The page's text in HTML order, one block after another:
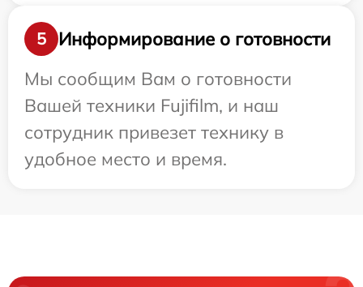
5
Информирование о готовности
Мы сообщим Вам о готовности
Вашей техники Fujifilm, и наш
сотрудник привезет технику в
удобное место и время.